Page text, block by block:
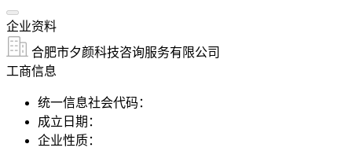
企业资料
合肥市夕颜科技咨询服务有限公司
工商信息
统一信息社会代码：
成立日期：
企业性质：